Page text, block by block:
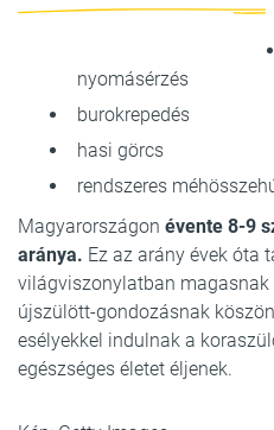
nyomásérzés
burokrepedés
hasi görcs
rendszeres
Magyarországon évente 8-9
aránya. Ez az arány évek óta
világviszonylatban
újszülött-gondozásnak
esélyekkel indulnak a
egészséges életet éljenek.